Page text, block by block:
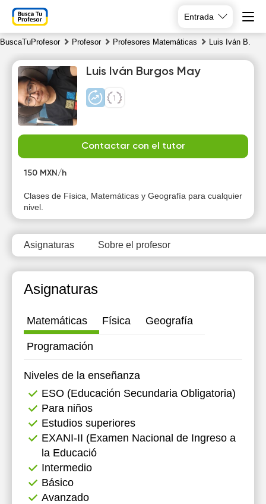
Entrada
BuscaTuProfesor Profesor Profesores Matemáticas Luis Iván B.
Luis Iván Burgos May
Contactar con el tutor
150 MXN/h
Clases de Física, Matemáticas y Geografía para cualquier
nivel.
Asignaturas Sobre el profesor
Asignaturas
Matemáticas Física Geografía
Programación
Niveles de la enseñanza
ESO (Educación Secundaria Obligatoria)
Para niños
Estudios superiores
EXANI-II (Examen Nacional de Ingreso a
la Educació
Intermedio
Básico
Avanzado
7
Sa
8
Su
9
10
14:00
16:00
17:00
17:30
18:00